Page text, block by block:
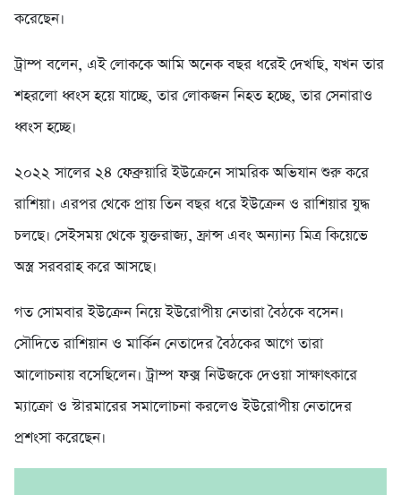
করেছেন।
ট্রাম্প বলেন, এই লোককে আমি অনেক বছর ধরেই দেখছি, যখন তার
শহরলো ধ্বংস হয়ে যাচ্ছে, তার লোকজন নিহত হচ্ছে, তার সেনারাও
ধ্বংস হচ্ছে।
২০২২ সালের ২৪ ফেব্রুয়ারি ইউক্রেনে সামরিক অভিযান শুরু করে
রাশিয়া। এরপর থেকে প্রায় তিন বছর ধরে ইউক্রেন ও রাশিয়ার যুদ্ধ
চলছে। সেইসময় থেকে যুক্তরাজ্য, ফ্রান্স এবং অন্যান্য মিত্র কিয়েভে
অস্ত্র সরবরাহ করে আসছে।
গত সোমবার ইউক্রেন নিয়ে ইউরোপীয় নেতারা বৈঠকে বসেন।
সৌদিতে রাশিয়ান ও মার্কিন নেতাদের বৈঠকের আগে তারা
আলোচনায় বসেছিলেন। ট্রাম্প ফক্স নিউজকে দেওয়া সাক্ষাৎকারে
ম্যাক্রো ও স্টারমারের সমালোচনা করলেও ইউরোপীয় নেতাদের
প্রশংসা করেছেন।